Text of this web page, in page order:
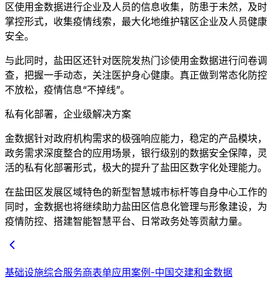
区使用金数据进行企业及人员的信息收集，防患于未然，及时
掌控形式，收集疫情线索，最大化地维护辖区企业及人员健康
安全。
与此同时，盐田区还针对医院发热门诊使用金数据进行问卷调
查，把握一手动态，关注医护身心健康。真正做到常态化防控
不放松，疫情信息“不掉线”。
私有化部署，企业级解决方案
金数据针对政府机构需求的极强响应能力，稳定的产品模块，
政务需求深度整合的应用场景，银行级别的数据安全保障，灵
活的私有化部署形式，极大的提升了盐田区数字化处理能力。
在盐田区发展区域特色的新型智慧城市标杆等自身中心工作的
同时，金数据也将继续助力盐田区信息化管理与形象建设，为
疫情防控、搭建智能智慧平台、日常政务处等贡献力量。
基础设施综合服务商表单应用案例-中国交建和金数据